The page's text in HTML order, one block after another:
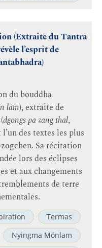
(Extraite du Tantra
l’esprit de
du bouddha
lam), extraite de
(dgongs pa zang thal,
des textes les plus
Sa récitation
lors des éclipses
et aux changements
de terre
Termas
Nyingma Mönlam